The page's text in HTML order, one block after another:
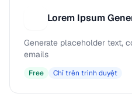
Lorem Ipsum
Generate placeholder text,
emails
Free Chỉ trên trình duyệt